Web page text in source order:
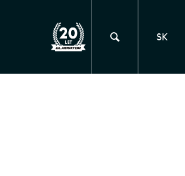
SK